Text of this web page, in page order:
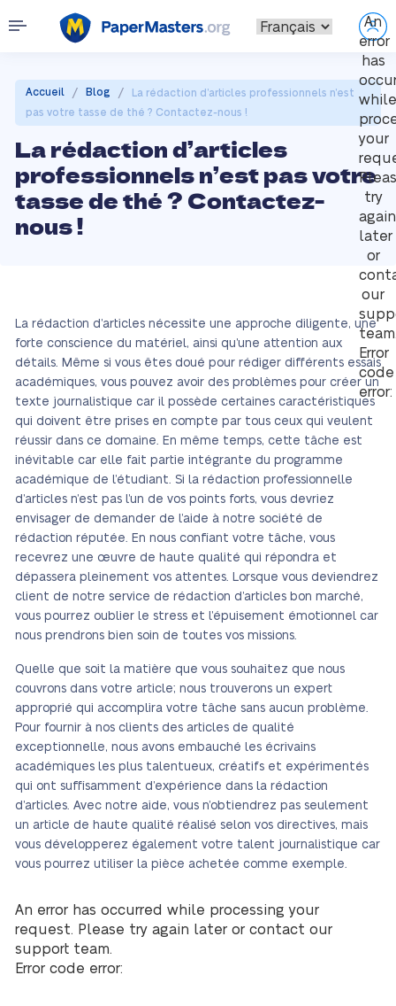
An
error
has
while
your
try
again
later
or
our
Error
code
error:
Accueil / Blog /
La rédaction d’articles professionnels n’est
pas votre tasse de thé ? Contactez-nous !
La rédaction d’articles
professionnels n’est pas votre
tasse de thé ? Contactez-
nous !
La rédaction d’articles nécessite une approche diligente, une
forte conscience du matériel, ainsi qu’une attention aux
détails. Même si vous êtes doué pour rédiger différents essais
académiques, vous pouvez avoir des problèmes pour créer un
texte journalistique car il possède certaines caractéristiques
qui doivent être prises en compte par tous ceux qui veulent
réussir dans ce domaine. En même temps, cette tâche est
inévitable car elle fait partie intégrante du programme
académique de l’étudiant. Si la rédaction professionnelle
d’articles n’est pas l’un de vos points forts, vous devriez
envisager de demander de l’aide à notre société de
rédaction réputée. En nous confiant votre tâche, vous
recevrez une œuvre de haute qualité qui répondra et
dépassera pleinement vos attentes. Lorsque vous deviendrez
client de notre service de rédaction d’articles bon marché,
vous pourrez oublier le stress et l’épuisement émotionnel car
nous prendrons bien soin de toutes vos missions.
Quelle que soit la matière que vous souhaitez que nous
couvrons dans votre article; nous trouverons un expert
approprié qui accomplira votre tâche sans aucun problème.
Pour fournir à nos clients des articles de qualité
exceptionnelle, nous avons embauché les écrivains
académiques les plus talentueux, créatifs et expérimentés
qui ont suffisamment d’expérience dans la rédaction
d’articles. Avec notre aide, vous n’obtiendrez pas seulement
un article de haute qualité réalisé selon vos directives, mais
vous développerez également votre talent journalistique car
vous pourrez utiliser la pièce achetée comme exemple.
An error has occurred while processing your
request. Please try again later or contact our
support team.
Error code error: